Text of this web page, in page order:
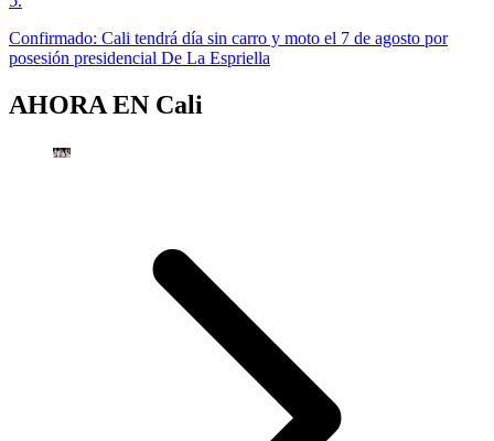
Confirmado: Cali tendrá día sin carro y moto el 7 de agosto por
posesión presidencial De La Espriella
AHORA EN Cali